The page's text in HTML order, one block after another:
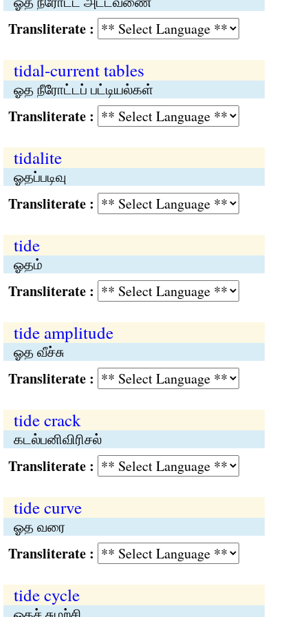
:
tidal-current tables
ஓத நீரோட்டப் பட்டியல்கள்
:
tidalite
ஓதப்படிவு
:
tide
ஓதம்
:
tide amplitude
ஓத வீச்சு
:
tide crack
கடல்பனிவிரிசல்
:
tide curve
ஓத வரை
:
tide cycle